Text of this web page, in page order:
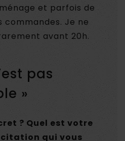
et parfois de
commandes. Je ne
avant 20h.
pas
»
? Quel est votre
qui vous